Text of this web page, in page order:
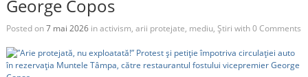
George Copos
Posted on7 mai 2026inactivism, arii protejate, mediu, Știri with0 Comments